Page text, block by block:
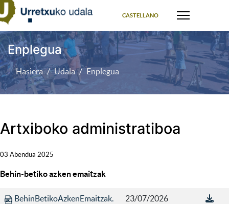
CASTELLANO
Enplegua
Hasiera Udala Enplegua
Artxiboko administratiboa
03 Abendua 2025
Behin-betiko azken emaitzak
BehinBetikoAzkenEmaitzak.
23/07/2026